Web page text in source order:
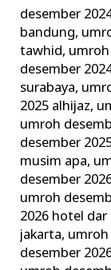
desember
bandung,
tawhid,
desember
surabaya,
2025 alhijaz,
umroh
desember
musim apa,
desember
umroh
2026 hotel
jakarta, umroh
desember